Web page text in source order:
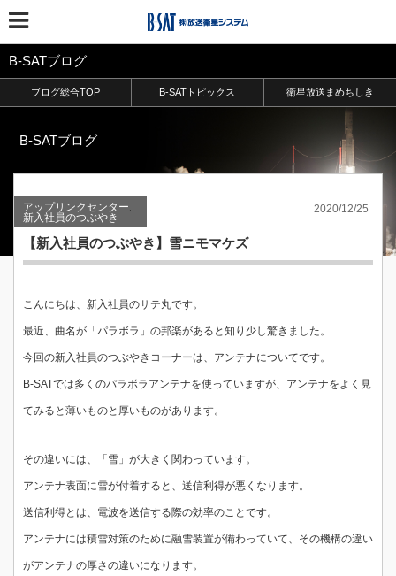
B-SATブログ
ブログ総合TOP B-SATトピックス 衛星放送まめちしき
B-SATブログ
アップリンクセンター
新入社員のつぶやき
2020/12/25
【新入社員のつぶやき】雪ニモマケズ
こんにちは、新入社員のサテ丸です。
最近、曲名が「パラボラ」の邦楽があると知り少し驚きました。
今回の新入社員のつぶやきコーナーは、アンテナについてです。
B-SATでは多くのパラボラアンテナを使っていますが、アンテナをよく見
てみると薄いものと厚いものがあります。
その違いには、「雪」が大きく関わっています。
アンテナ表面に雪が付着すると、送信利得が悪くなります。
送信利得とは、電波を送信する際の効率のことです。
アンテナには積雪対策のために融雪装置が備わっていて、その機構の違い
がアンテナの厚さの違いになります。